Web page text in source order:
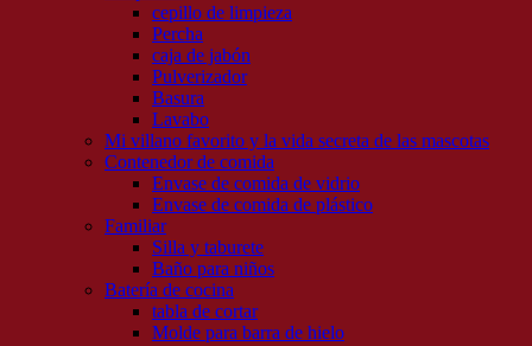
cepillo de limpieza
Percha
caja de jabón
Pulverizador
Basura
Lavabo
Mi villano favorito y la vida secreta de las mascotas
Contenedor de comida
Envase de comida de vidrio
Envase de comida de plástico
Familiar
Silla y taburete
Baño para niños
Batería de cocina
tabla de cortar
Molde para barra de hielo